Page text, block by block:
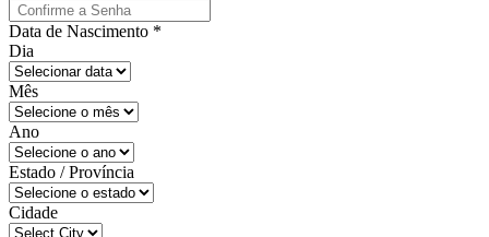
Data de Nascimento *
Dia
Mês
Ano
Estado / Província
Cidade